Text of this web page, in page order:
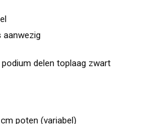
aanwezig
delen toplaag zwart
poten (variabel)